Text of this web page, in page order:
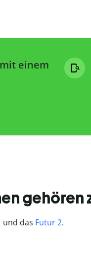
einem
gehören
und das Futur 2.